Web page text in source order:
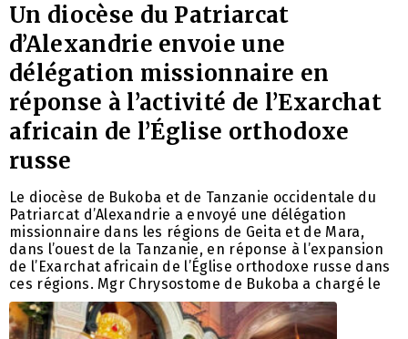
Un diocèse du Patriarcat
d’Alexandrie envoie une
délégation missionnaire en
réponse à l’activité de l’Exarchat
africain de l’Église orthodoxe
russe
Le diocèse de Bukoba et de Tanzanie occidentale du
Patriarcat d’Alexandrie a envoyé une délégation
missionnaire dans les régions de Geita et de Mara,
dans l’ouest de la Tanzanie, en réponse à l’expansion
de l’Exarchat africain de l’Église orthodoxe russe dans
ces régions. Mgr Chrysostome de Bukoba a chargé le